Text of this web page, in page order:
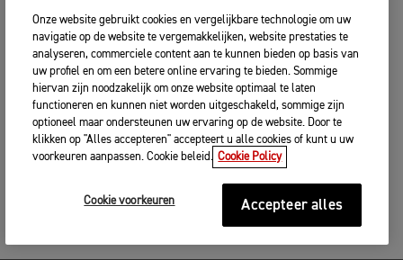
Onze website gebruikt cookies en vergelijkbare technologie om uw
navigatie op de website te vergemakkelijken, website prestaties te
analyseren, commerciele content aan te kunnen bieden op basis van
uw profiel en om een betere online ervaring te bieden. Sommige
hiervan zijn noodzakelijk om onze website optimaal te laten
functioneren en kunnen niet worden uitgeschakeld, sommige zijn
optioneel maar ondersteunen uw ervaring op de website. Door te
klikken op "Alles accepteren" accepteert u alle cookies of kunt u uw
voorkeuren aanpassen. Cookie beleid. Cookie Policy
Cookie voorkeuren Accepteer alles